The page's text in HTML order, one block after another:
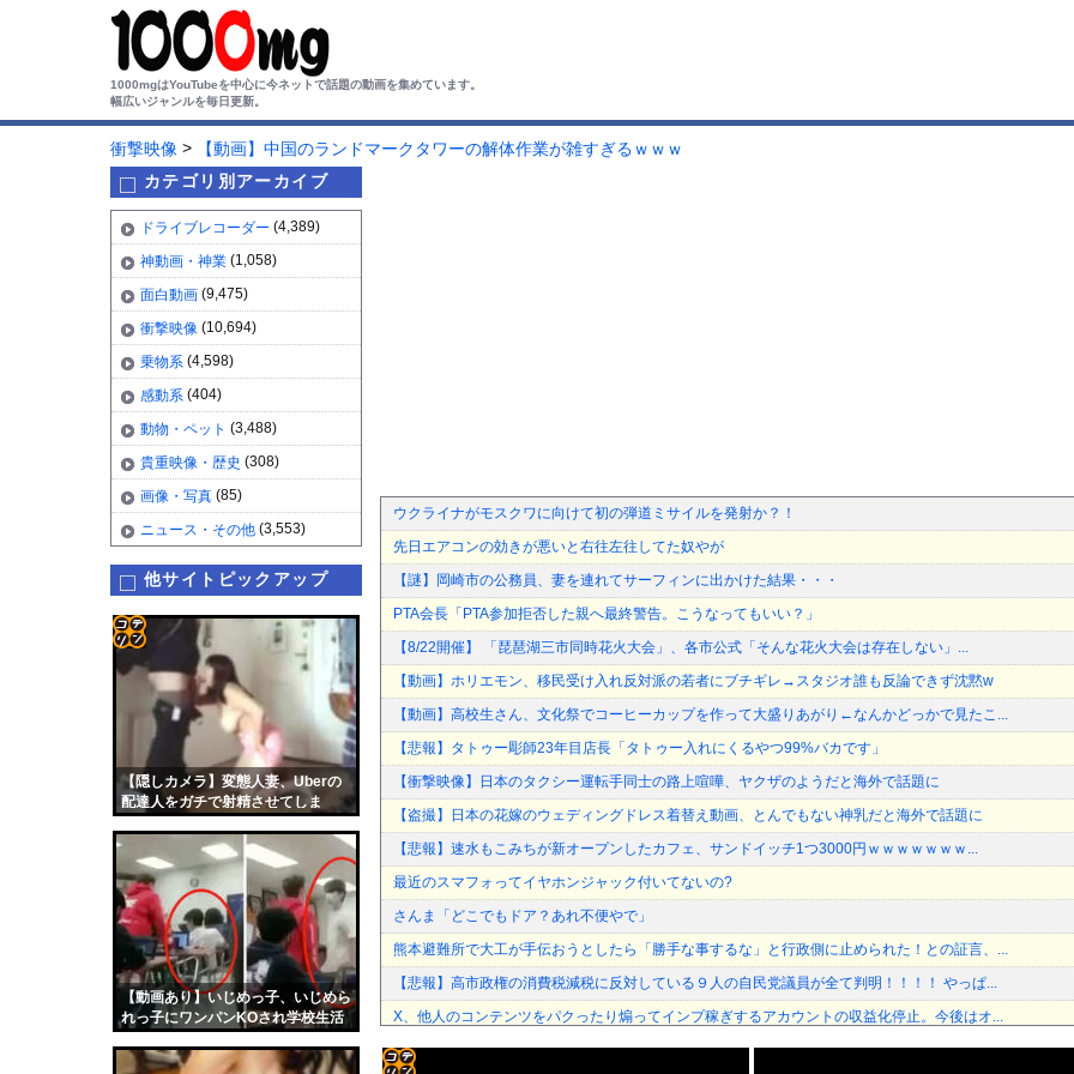
1000mgはYouTubeを中心に今ネットで話題の動画を集めています。
幅広いジャンルを毎日更新。
衝撃映像 >
【動画】中国のランドマークタワーの解体作業が雑すぎるｗｗｗ
カテゴリ別アーカイブ
ドライブレコーダー (4,389)
神動画・神業 (1,058)
面白動画 (9,475)
衝撃映像 (10,694)
乗物系 (4,598)
感動系 (404)
動物・ペット (3,488)
貴重映像・歴史 (308)
画像・写真 (85)
ニュース・その他 (3,553)
他サイトピックアップ
【隠しカメラ】変態人妻、Uberの
配達人をガチで射精させてしま
【動画あり】いじめっ子、いじめら
れっ子にワンパンKOされ学校生活
コテ
定リ
ンク
自動
更新
ツー
ル
ウクライナがモスクワに向けて初の弾道ミサイルを発射か？！
先日エアコンの効きが悪いと右往左往してた奴やが
【謎】岡崎市の公務員、妻を連れてサーフィンに出かけた結果・・・
PTA会長「PTA参加拒否した親へ最終警告。こうなってもいい？」
【8/22開催】 「琵琶湖三市同時花火大会」、各市公式「そんな花火大会は存在しない」...
【動画】ホリエモン、移民受け入れ反対派の若者にブチギレ→スタジオ誰も反論できず沈黙w
【動画】高校生さん、文化祭でコーヒーカップを作って大盛りあがり←なんかどっかで見たこ...
【悲報】タトゥー彫師23年目店長「タトゥー入れにくるやつ99%バカです」
【衝撃映像】日本のタクシー運転手同士の路上喧嘩、ヤクザのようだと海外で話題に
【盗撮】日本の花嫁のウェディングドレス着替え動画、とんでもない神乳だと海外で話題に
【悲報】速水もこみちが新オープンしたカフェ、サンドイッチ1つ3000円ｗｗｗｗｗｗｗ...
最近のスマフォってイヤホンジャック付いてないの?
さんま「どこでもドア？あれ不便やで」
熊本避難所で大工が手伝おうとしたら「勝手な事するな」と行政側に止められた！との証言、...
【悲報】高市政権の消費税減税に反対している９人の自民党議員が全て判明！！！！ やっぱ...
X、他人のコンテンツをパクったり煽ってインプ稼ぎするアカウントの収益化停止。今後はオ...
シカ「全部喰った」 祭り中止10へ